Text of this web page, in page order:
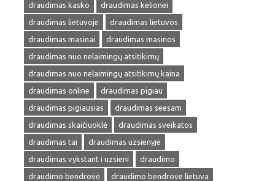
draudimas kasko
draudimas kelionei
draudimas lietuvoje
draudimas lietuvos
draudimas masinai
draudimas masinos
draudimas nuo nelaimingų atsitikimų
draudimas nuo nelaimingų atsitikimų kaina
draudimas online
draudimas pigiau
draudimas pigiausias
draudimas seesam
draudimas skaičiuoklė
draudimas sveikatos
draudimas tai
draudimas uzsienyje
draudimas vykstant i uzsieni
draudimo
draudimo bendrovė
draudimo bendrove lietuva